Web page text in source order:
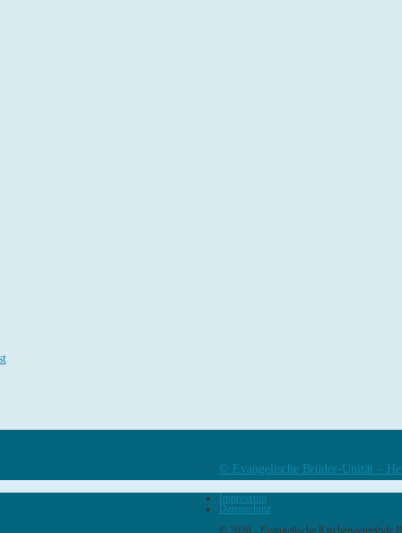
© Evangelische Brüder-Unität –
Impressum
Datenschutz
© 2026 - Evangelische Kirchengemeinde